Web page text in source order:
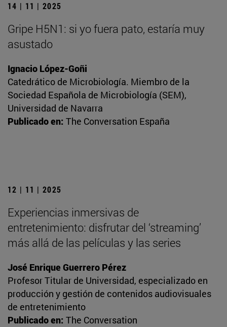
14 | 11 | 2025
Gripe H5N1: si yo fuera pato, estaría muy
asustado
Ignacio López-Goñi
Catedrático de Microbiología. Miembro de la
Sociedad Española de Microbiología (SEM),
Universidad de Navarra
Publicado en: The Conversation España
12 | 11 | 2025
Experiencias inmersivas de
entretenimiento: disfrutar del ‘streaming’
más allá de las películas y las series
José Enrique Guerrero Pérez
Profesor Titular de Universidad, especializado en
producción y gestión de contenidos audiovisuales
de entretenimiento
Publicado en: The Conversation